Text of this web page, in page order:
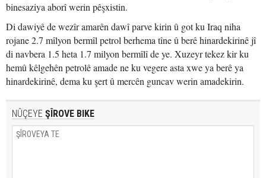
binesaziya aborî werin pêşxistin.
Di dawiyê de wezîr amarên dawî parve kirin û got ku Iraq niha
rojane 2.7 mîlyon bermîl petrol berhema tîne û berê hinardekirinê jî
di navbera 1.5 heta 1.7 milyon bermîlî de ye. Xuzeyr tekez kir ku
hemû kêlgehên petrolê amade ne ku vegere asta xwe ya berê ya
hinardekirinê, dema ku şert û mercên guncav werin amadekirin.
NÛÇEYE ŞÎROVE BIKE